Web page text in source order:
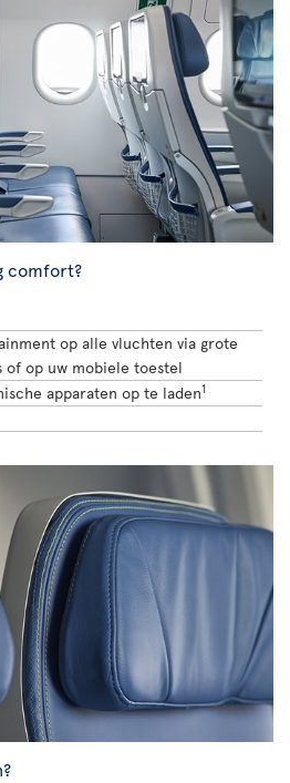
comfort?
op alle vluchten via grote
op uw mobiele toestel
apparaten op te laden1